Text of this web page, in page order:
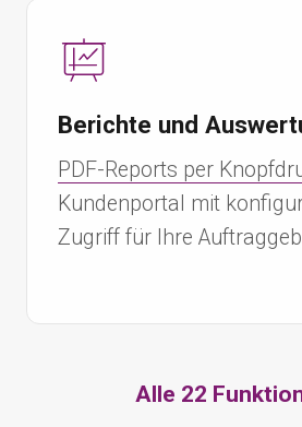
Berichte und
PDF-Reports per
Kundenportal mit
Zugriff für Ihre
Alle 22